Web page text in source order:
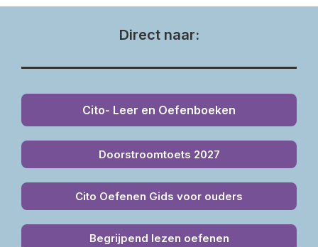
Direct naar:
Cito- Leer en Oefenboeken
Doorstroomtoets 2027
Cito Oefenen Gids voor ouders
Begrijpend lezen oefenen